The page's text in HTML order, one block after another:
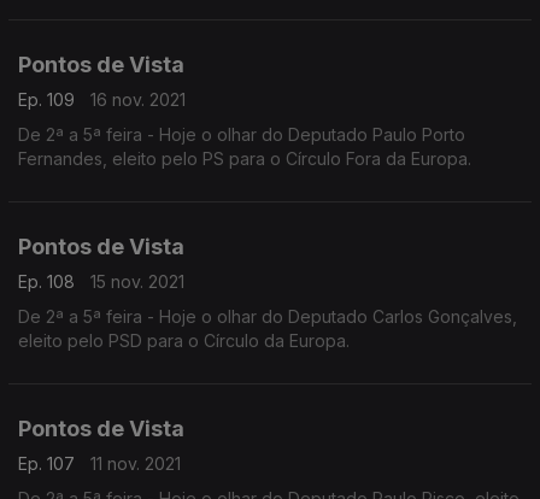
Pontos de Vista
Ep. 109
16 nov. 2021
De 2ª a 5ª feira - Hoje o olhar do Deputado Paulo Porto
Fernandes, eleito pelo PS para o Círculo Fora da Europa.
Pontos de Vista
Ep. 108
15 nov. 2021
De 2ª a 5ª feira - Hoje o olhar do Deputado Carlos Gonçalves,
eleito pelo PSD para o Círculo da Europa.
Pontos de Vista
Ep. 107
11 nov. 2021